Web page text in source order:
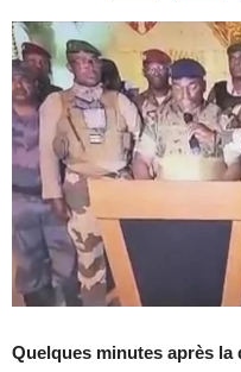
Quelques minutes après